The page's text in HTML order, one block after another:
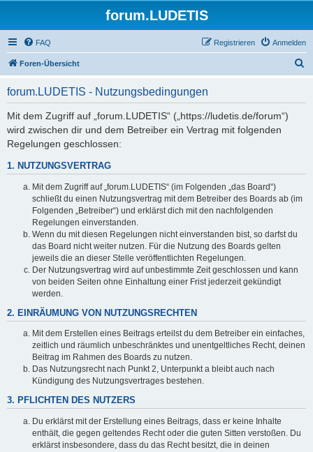
forum.LUDETIS
FAQ Anmelden
Registrieren
Foren-Übersicht
forum.LUDETIS - Nutzungsbedingungen
Mit dem Zugriff auf „forum.LUDETIS“ („https://ludetis.de/forum“)
wird zwischen dir und dem Betreiber ein Vertrag mit folgenden
Regelungen geschlossen:
1. NUTZUNGSVERTRAG
Mit dem Zugriff auf „forum.LUDETIS“ (im Folgenden „das Board“)
schließt du einen Nutzungsvertrag mit dem Betreiber des Boards ab (im
Folgenden „Betreiber“) und erklärst dich mit den nachfolgenden
Regelungen einverstanden.
Wenn du mit diesen Regelungen nicht einverstanden bist, so darfst du
das Board nicht weiter nutzen. Für die Nutzung des Boards gelten
jeweils die an dieser Stelle veröffentlichten Regelungen.
Der Nutzungsvertrag wird auf unbestimmte Zeit geschlossen und kann
von beiden Seiten ohne Einhaltung einer Frist jederzeit gekündigt
werden.
2. EINRÄUMUNG VON NUTZUNGSRECHTEN
Mit dem Erstellen eines Beitrags erteilst du dem Betreiber ein einfaches,
zeitlich und räumlich unbeschränktes und unentgeltliches Recht, deinen
Beitrag im Rahmen des Boards zu nutzen.
Das Nutzungsrecht nach Punkt 2, Unterpunkt a bleibt auch nach
Kündigung des Nutzungsvertrages bestehen.
3. PFLICHTEN DES NUTZERS
Du erklärst mit der Erstellung eines Beitrags, dass er keine Inhalte
enthält, die gegen geltendes Recht oder die guten Sitten verstoßen. Du
erklärst insbesondere, dass du das Recht besitzt, die in deinen